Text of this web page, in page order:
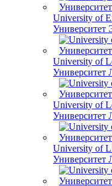
University of
Университет
University of
Университет
University of
Университет
University of
Университет